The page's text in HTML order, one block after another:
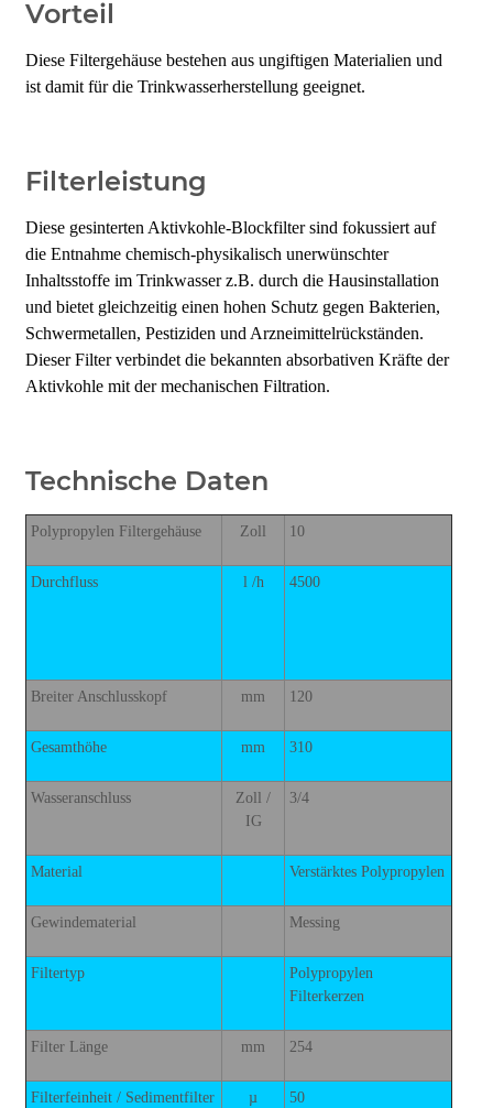
Vorteil
Diese Filtergehäuse bestehen aus ungiftigen Materialien und
ist damit für die Trinkwasserherstellung geeignet.
Filterleistung
Diese gesinterten Aktivkohle-Blockfilter sind fokussiert auf
die Entnahme chemisch-physikalisch unerwünschter
Inhaltsstoffe im Trinkwasser z.B. durch die Hausinstallation
und bietet gleichzeitig einen hohen Schutz gegen Bakterien,
Schwermetallen, Pestiziden und Arzneimittelrückständen.
Dieser Filter verbindet die bekannten absorbativen Kräfte der
Aktivkohle mit der mechanischen Filtration.
Technische Daten
Polypropylen Filtergehäuse Zoll 10
Durchfluss l /h 4500
Breiter Anschlusskopf mm 120
Gesamthöhe mm 310
Wasseranschluss
Zoll /
IG
3/4
Material Verstärktes Polypropylen
Gewindematerial Messing
Filtertyp
Polypropylen
Filterkerzen
Filter Länge mm 254
Filterfeinheit / Sedimentfilter µ 50